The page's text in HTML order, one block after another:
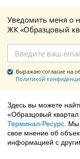
Уведомить меня о
ЖК «Образцовый
Выражаю согласие на
Политикой
Здесь вы можете
«Образцовый
Терминал-Ресурс. Мы
свое мнение об
информацией с